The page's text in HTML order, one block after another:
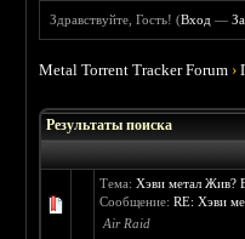
Здравствуйте, Гость! (Вход —
Metal Torrent Tracker Forum ›
Результаты поиска
Тема:Хэви метал Жив?
Сообщение:RE: Хэви
Air Raid